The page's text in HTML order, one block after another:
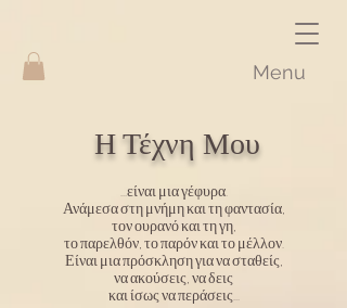
Menu
Η Τέχνη Μου
...είναι μια γέφυρα.
Ανάμεσα στη μνήμη και τη φαντασία,
τον ουρανό και τη γη,
το παρελθόν, το παρόν και το μέλλον.
Είναι μια πρόσκληση για να σταθείς,
να ακούσεις, να δεις
και ίσως να περάσεις...